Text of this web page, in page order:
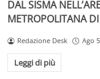
DAL SISMA
METROPOLITANA
Redazione Desk Ago
Leggi di più